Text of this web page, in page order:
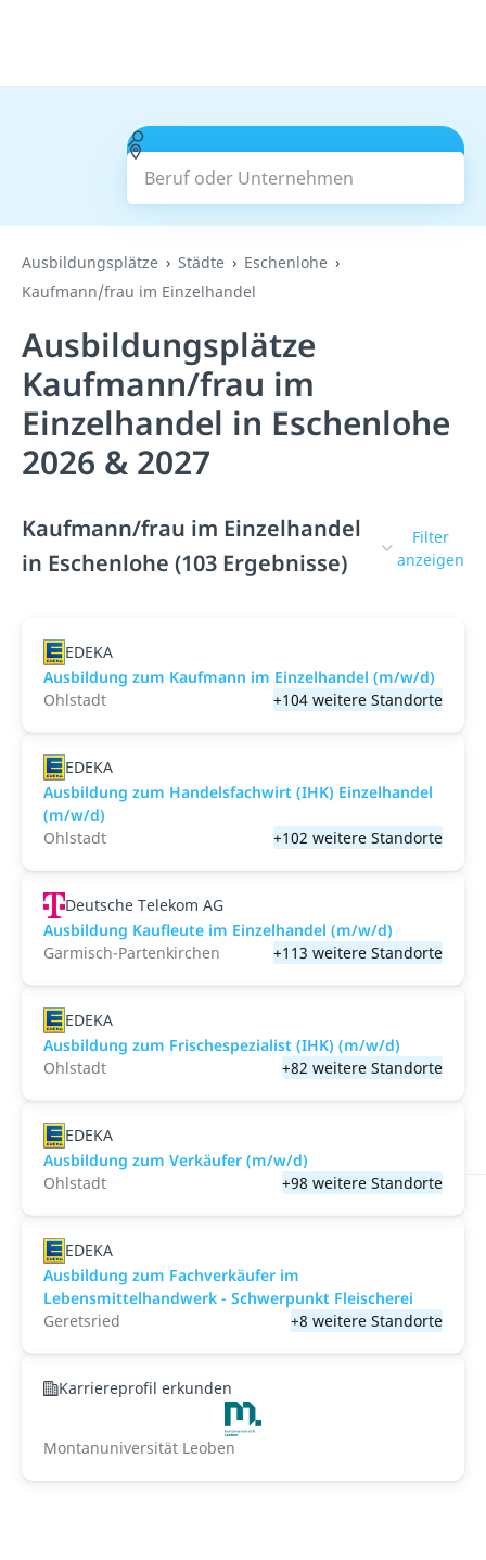
Beruf oder Unternehmen
Suchen
Ausbildungsplätze Städte
Eschenlohe
Kaufmann/frau im Einzelhandel
Ausbildungsplätze
Kaufmann/frau im
Einzelhandel in Eschenlohe
2026 & 2027
Kaufmann/frau im Einzelhandel
in Eschenlohe (103 Ergebnisse)
Filter
anzeigen
EDEKA
Ausbildung zum Kaufmann im Einzelhandel (m/w/d)
Ohlstadt
+104 weitere Standorte
EDEKA
Ausbildung zum Handelsfachwirt (IHK) Einzelhandel
(m/w/d)
Ohlstadt
+102 weitere Standorte
Deutsche Telekom AG
Ausbildung Kaufleute im Einzelhandel (m/w/d)
Garmisch-Partenkirchen
+113 weitere Standorte
EDEKA
Ausbildung zum Frischespezialist (IHK) (m/w/d)
Ohlstadt
+82 weitere Standorte
EDEKA
Ausbildung zum Verkäufer (m/w/d)
Ohlstadt
+98 weitere Standorte
EDEKA
Ausbildung zum Fachverkäufer im
Lebensmittelhandwerk - Schwerpunkt Fleischerei
Geretsried
+8 weitere Standorte
Karriereprofil erkunden
Montanuniversität Leoben